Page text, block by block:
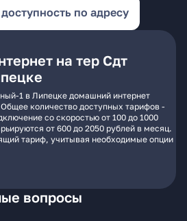
по адресу
на тер Сдт
1 в Липецке домашний интернет
количество доступных тарифов -
со скоростью от 100 до 1000
от 600 до 2050 рублей в месяц.
тариф, учитывая необходимые опции
вопросы